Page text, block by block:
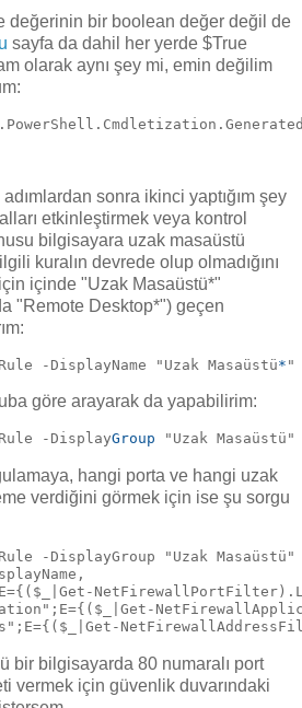
değerinin bir boolean değer değil de
sayfa da dahil her yerde $True
olarak aynı şey mi, emin değilim
sonra ikinci yaptığım şey
etkinleştirmek veya kontrol
bilgisayara uzak masaüstü
kuralın devrede olup olmadığını
içinde "Uzak Masaüstü*"
"Remote Desktop*") geçen
-DisplayName "Uzak Masaüstü* "
göre arayarak da yapabilirim:
-DisplayGroup "Uzak
hangi porta ve hangi uzak
verdiğini görmek için ise şu sorgu
-DisplayGroup "Uzak
bir bilgisayarda 80 numaralı port
vermek için güvenlik duvarındaki